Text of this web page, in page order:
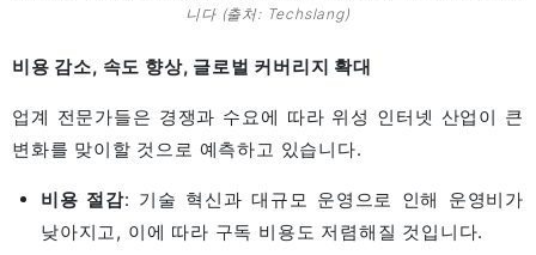
니다(출처: Techslang)
비용 감소, 속도 향상, 글로벌 커버리지 확대
업계 전문가들은 경쟁과 수요에 따라 위성 인터넷 산업이 큰
변화를 맞이할 것으로 예측하고 있습니다.
비용 절감: 기술 혁신과 대규모 운영으로 인해 운영비가
낮아지고, 이에 따라 구독 비용도 저렴해질 것입니다.